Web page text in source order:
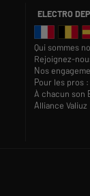
ELECTRO
Qui sommes
Rejoignez-
Nos
Pour les pros
À chacun son
Alliance Valiuz